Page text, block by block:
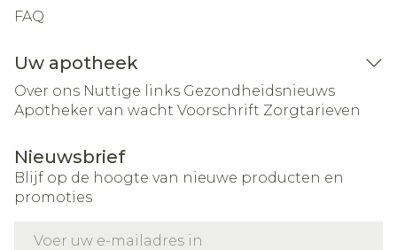
FAQ
Uw apotheek
Over ons Nuttige links Gezondheidsnieuws
Apotheker van wacht Voorschrift Zorgtarieven
Nieuwsbrief
Blijf op de hoogte van nieuwe producten en
promoties